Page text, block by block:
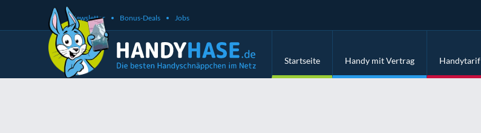
Newsletter Bonus-Deals Jobs
Startseite Handy mit Vertrag Handytarif